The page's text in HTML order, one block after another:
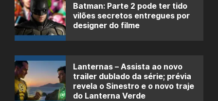
Batman: Parte 2 pode ter tido
vilões secretos entregues por
designer do filme
Lanternas – Assista ao novo
trailer dublado da série; prévia
revela o Sinestro e o novo traje
do Lanterna Verde